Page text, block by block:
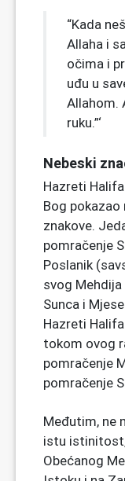
“Kada
Allaha i
očima i
uđu u
Allahom.
ruku.”‘
Nebeski
Hazreti
Bog
znakove.
pomračenje
Poslanik
svog
Sunca i
Hazreti
tokom ovog
pomračenje
pomračenje
Međutim, ne
istu
Obećanog